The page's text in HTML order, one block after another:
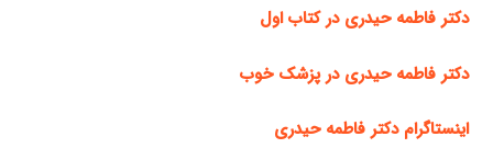
دکتر فاطمه حیدری در کتاب اول
دکتر فاطمه حیدری در پزشک خوب
اینستاگرام دکتر فاطمه حیدری